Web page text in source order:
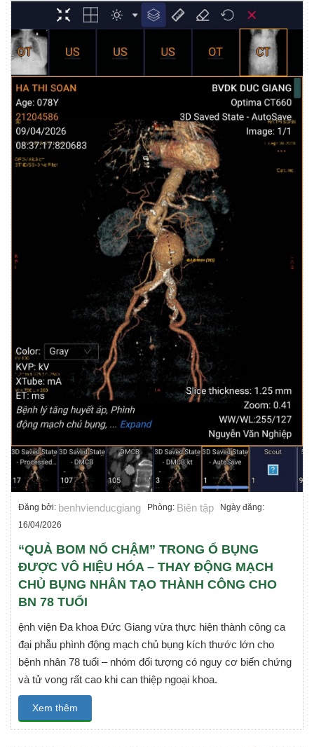
Đăng bởi: benhvienducgiang Phòng: Biên tập Ngày đăng:
16/04/2026
“QUẢ BOM NỔ CHẬM” TRONG Ổ BỤNG
ĐƯỢC VÔ HIỆU HÓA – THAY ĐỘNG MẠCH
CHỦ BỤNG NHÂN TẠO THÀNH CÔNG CHO
BN 78 TUỔI
ệnh viện Đa khoa Đức Giang vừa thực hiện thành công ca
đại phẫu phình động mạch chủ bụng kích thước lớn cho
bệnh nhân 78 tuổi – nhóm đối tượng có nguy cơ biến chứng
và tử vong rất cao khi can thiệp ngoại khoa.
Xem thêm